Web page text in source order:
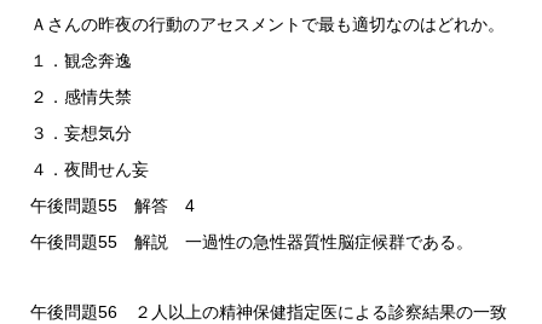
Ａさんの昨夜の行動のアセスメントで最も適切なのはどれか。
１．観念奔逸
２．感情失禁
３．妄想気分
４．夜間せん妄
午後問題55 解答 4
午後問題55 解説 一過性の急性器質性脳症候群である。
午後問題56 ２人以上の精神保健指定医による診察結果の一致